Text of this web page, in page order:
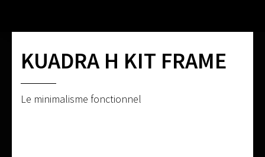
KUADRA H KIT FRAME
Le minimalisme fonctionnel